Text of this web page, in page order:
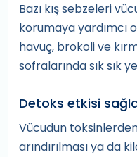
Bazı kış sebzeleri
korumaya yardımcı
havuç, brokoli ve
sofralarında sık sık
Detoks etkisi
Vücudun
arındırılması ya da